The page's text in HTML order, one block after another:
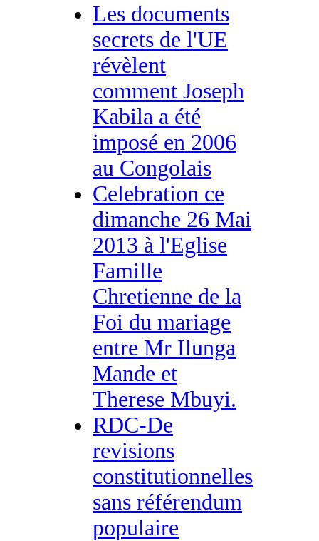
Les documents
secrets de l'UE
révèlent
comment Joseph
Kabila a été
imposé en 2006
au Congolais
Celebration ce
dimanche 26 Mai
2013 à l'Eglise
Famille
Chretienne de la
Foi du mariage
entre Mr Ilunga
Mande et
Therese Mbuyi.
RDC-De
revisions
constitutionnelles
sans référendum
populaire